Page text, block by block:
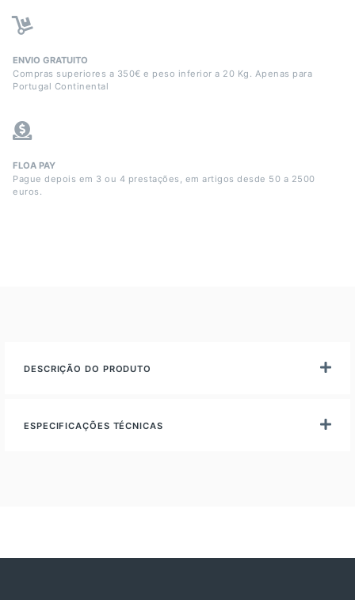
ENVIO GRATUITO
Compras superiores a 350€ e peso inferior a 20 Kg. Apenas para
Portugal Continental
FLOA PAY
Pague depois em 3 ou 4 prestações, em artigos desde 50 a 2500
euros.
DESCRIÇÃO DO PRODUTO
ESPECIFICAÇÕES TÉCNICAS